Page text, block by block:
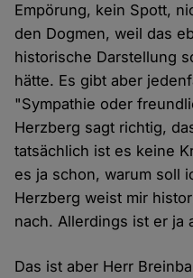
Empörung, kein Spott,
den Dogmen, weil das
historische Darstellung
hätte. Es gibt aber
"Sympathie oder
Herzberg sagt richtig,
tatsächlich ist es keine
es ja schon, warum soll
Herzberg weist mir
nach. Allerdings ist er ja
Das ist aber Herr